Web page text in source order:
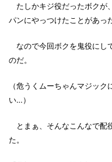
たしかキジ役だったボクが
パンにやっつけたことがあっ
なので今回ボクを鬼役にし
のだ。
（危うくムーちゃんマジッ
い…）
とまぁ、そんなこんなで配
た。